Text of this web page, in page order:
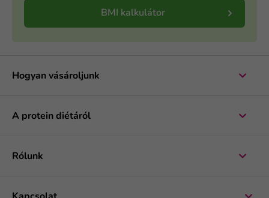
BMI kalkulátor
Hogyan vásároljunk
A protein diétáról
Rólunk